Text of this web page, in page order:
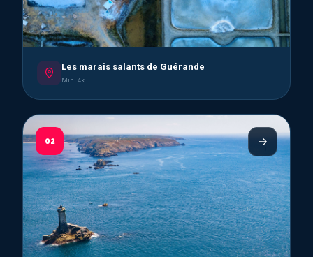
Les marais salants de Guérande
Mini 4k
02